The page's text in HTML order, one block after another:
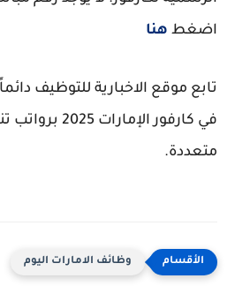
اضغط هنا
تابع موقع الاخبارية للتوظيف
في كارفور
متعددة.
وظائف الامارات اليوم